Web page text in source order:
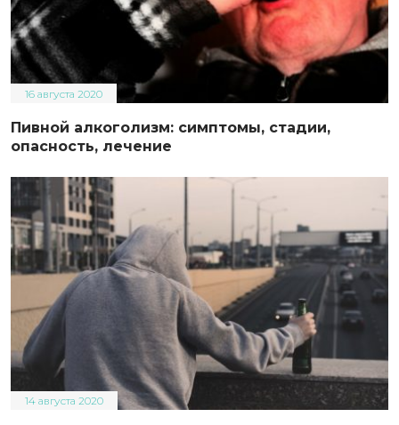
16 августа 2020
Пивной алкоголизм: симптомы, стадии,
опасность, лечение
14 августа 2020